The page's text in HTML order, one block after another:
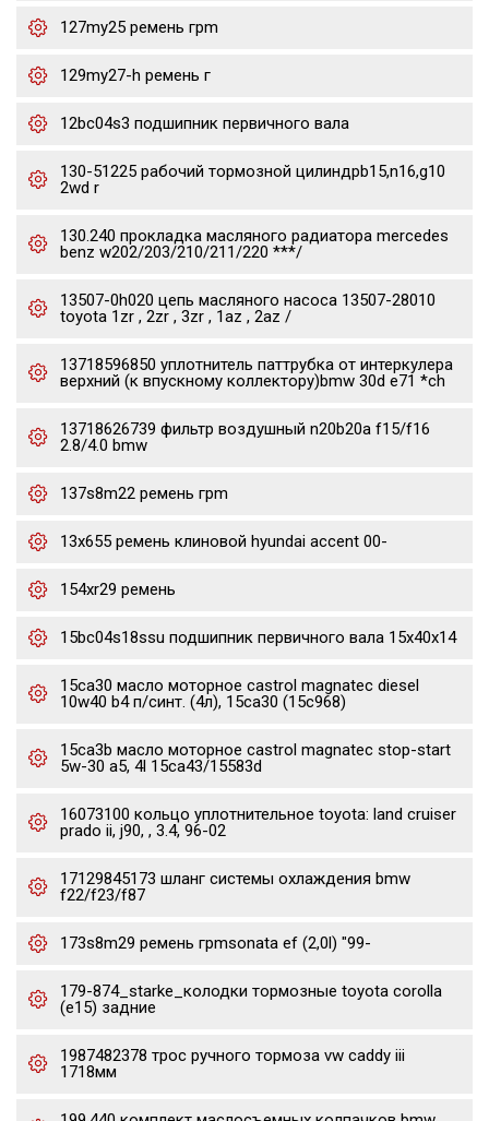
127my25 ремень грm
129my27-h ремень г
12bc04s3 подшипник первичного вала
130-51225 рабочий тормозной цилиндрb15,n16,g10
2wd r
130.240 прокладка масляного радиатора mercedes
benz w202/203/210/211/220 ***/
13507-0h020 цепь масляного насоса 13507-28010
toyota 1zr , 2zr , 3zr , 1az , 2az /
13718596850 уплотнитель паттрубка от интеркулера
верхний (к впускному коллектору)bmw 30d e71 *ch
13718626739 фильтр воздушный n20b20a f15/f16
2.8/4.0 bmw
137s8m22 ремень грm
13x655 ремень клиновой hyundai accent 00-
154xr29 ремень
15bc04s18ssu подшипник первичного вала 15x40x14
15ca30 масло моторное castrol magnatec diesel
10w40 b4 п/синт. (4л), 15ca30 (15c968)
15ca3b масло моторное castrol magnatec stop-start
5w-30 a5, 4l 15ca43/15583d
16073100 кольцо уплотнительное toyota: land cruiser
prado ii, j90, , 3.4, 96-02
17129845173 шланг системы охлаждения bmw
f22/f23/f87
173s8m29 ремень грmsonata ef (2,0l) "99-
179-874_starke_колодки тормозные toyota corolla
(e15) задние
1987482378 трос ручного тормоза vw caddy iii
1718мм